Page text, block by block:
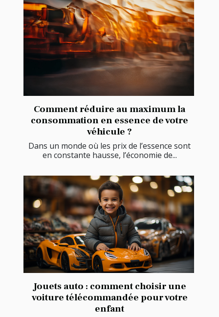
Comment réduire au maximum la
consommation en essence de votre
véhicule ?
Dans un monde où les prix de l’essence sont
en constante hausse, l’économie de...
Jouets auto : comment choisir une
voiture télécommandée pour votre
enfant